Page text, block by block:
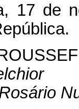
17 de